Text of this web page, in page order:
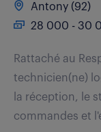
Antony (92)
28 000 - 30
Rattaché au
technicien(ne)
la réception, le
commandes et